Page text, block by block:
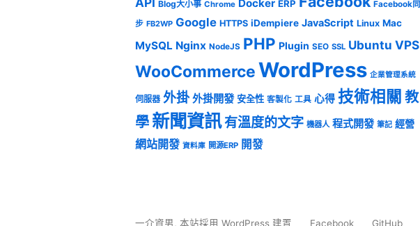
Blog大小事 Chrome Docker ERP
Facebook同
步 FB2WP Google HTTPS iDempiere JavaScript Linux Mac
MySQL Nginx NodeJS PHP Plugin SEO SSL Ubuntu VPS
WooCommerceWordPress 企業管理系統
伺服器 外掛 外掛開發 安全性 客製化 工具 心得 技術相關 教
學 新聞資訊有溫度的文字 機器人 程式開發 筆記 經營
網站開發 資料庫 開源ERP 開發
一介資男,本站採用 WordPress 建置 Facebook GitHub